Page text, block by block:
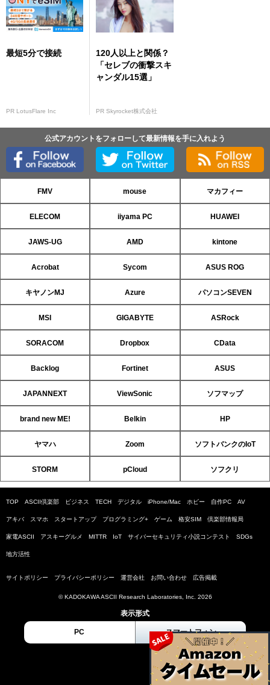
最短5分で接続
PR LotusFlare Inc
120人以上と関係？
「セレブの衝撃スキ
ャンダル15選」
PR Skyrocket株式会社
公式アカウントをフォローして最新情報を手に入れよう
FMV mouse マカフィー
ELECOM iiyama PC HUAWEI
JAWS-UG AMD kintone
Acrobat Sycom ASUS ROG
キヤノンMJ Azure パソコンSEVEN
MSI GIGABYTE ASRock
SORACOM Dropbox CData
Backlog Fortinet ASUS
JAPANNEXT ViewSonic ソフマップ
brand new ME! Belkin HP
ヤマハ Zoom ソフトバンクのIoT
STORM pCloud ソフクリ
TOP ASCII倶楽部 ビジネス TECH デジタル iPhone/Mac ホビー 自作PC AV
アキバ スマホ スタートアップ プログラミング+ ゲーム 格安SIM 倶楽部情報局
家電ASCII アスキーグルメ MITTR IoT サイバーセキュリティ小説コンテスト SDGs
地方活性
サイトポリシー プライバシーポリシー 運営会社 お問い合わせ 広告掲載
© KADOKAWA ASCII Research Laboratories, Inc. 2026
表示形式
PC スマートフォン